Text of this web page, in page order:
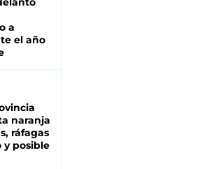
a
el año
naranja
ráfagas
y posible